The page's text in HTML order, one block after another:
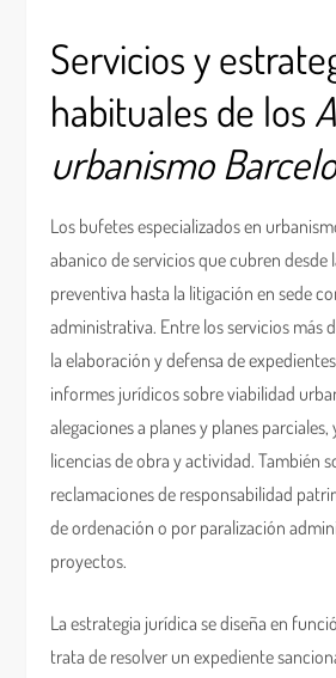
Servicios y
habituales de los
urbanismo
Los bufetes especializados en
abanico de servicios que cubren desde
preventiva hasta la litigación en sede
administrativa. Entre los servicios más
la elaboración y defensa de
informes jurídicos sobre viabilidad
alegaciones a planes y planes
licencias de obra y actividad. También
reclamaciones de responsabilidad
de ordenación o por paralización
proyectos.
La estrategia jurídica se diseña en
trata de resolver un expediente